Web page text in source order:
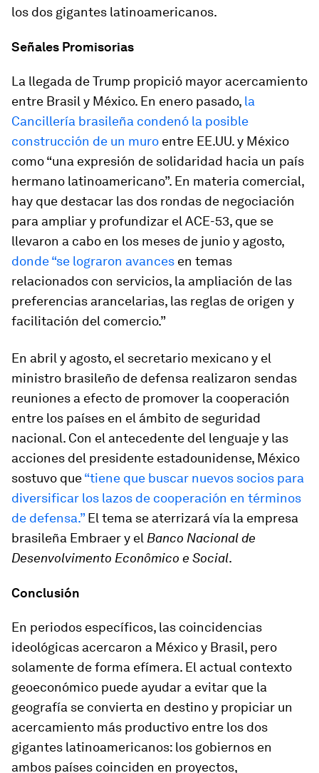
los dos gigantes latinoamericanos.
Señales Promisorias
La llegada de Trump propició mayor acercamiento
entre Brasil y México. En enero pasado, la
Cancillería brasileña condenó la posible
construcción de un muro entre EE.UU. y México
como “una expresión de solidaridad hacia un país
hermano latinoamericano”. En materia comercial,
hay que destacar las dos rondas de negociación
para ampliar y profundizar el ACE-53, que se
llevaron a cabo en los meses de junio y agosto,
donde “se lograron avances en temas
relacionados con servicios, la ampliación de las
preferencias arancelarias, las reglas de origen y
facilitación del comercio.”
En abril y agosto, el secretario mexicano y el
ministro brasileño de defensa realizaron sendas
reuniones a efecto de promover la cooperación
entre los países en el ámbito de seguridad
nacional. Con el antecedente del lenguaje y las
acciones del presidente estadounidense, México
sostuvo que“tiene que buscar nuevos socios para
diversificar los lazos de cooperación en términos
de defensa.”El tema se aterrizará vía la empresa
brasileña Embraer y el Banco Nacional de
Desenvolvimento Econômico e Social.
Conclusión
En periodos específicos, las coincidencias
ideológicas acercaron a México y Brasil, pero
solamente de forma efímera. El actual contexto
geoeconómico puede ayudar a evitar que la
geografía se convierta en destino y propiciar un
acercamiento más productivo entre los dos
gigantes latinoamericanos: los gobiernos en
ambos países coinciden en proyectos,